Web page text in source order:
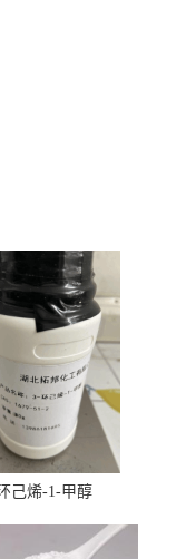
己烯-1-甲醇